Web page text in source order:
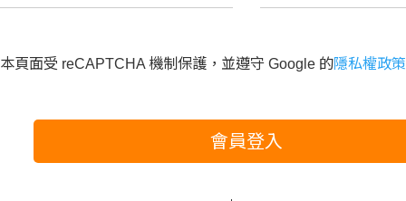
本頁面受 reCAPTCHA 機制保護，並遵守 Google 的隱私權政策
會員登入